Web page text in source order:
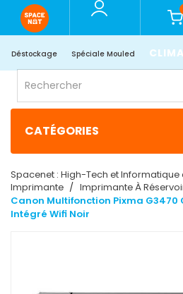
Déstockage Spéciale Mouled
CATÉGORIES
Spacenet : High-Tech et Informatique
Imprimante
Imprimante À
Canon Multifonction Pixma G3470
Intégré Wifi Noir